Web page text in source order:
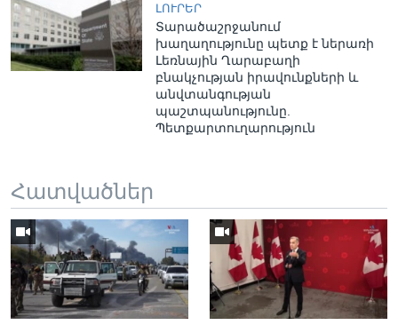
ԼՈՒՐԵՐ
Տարածաշրջանում
խաղաղությունը պետք է ներառի
Լեռնային Ղարաբաղի
բնակչության իրավունքների և
անվտանգության
պաշտպանությունը.
Պետքարտուղարություն
Հատվածներ